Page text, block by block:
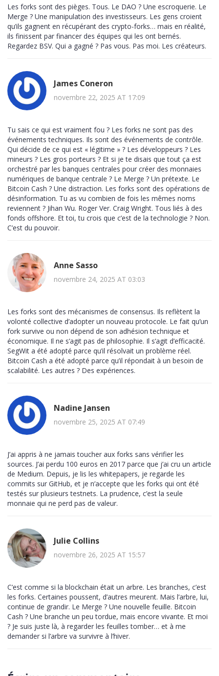
Les forks sont des pièges. Tous. Le DAO ? Une escroquerie. Le
Merge ? Une manipulation des investisseurs. Les gens croient
qu’ils gagnent en récupérant des crypto-forks… mais en réalité,
ils finissent par financer des équipes qui les ont bernés.
Regardez BSV. Qui a gagné ? Pas vous. Pas moi. Les créateurs.
James Coneron
novembre 22, 2025 AT 17:09
Tu sais ce qui est vraiment fou ? Les forks ne sont pas des
événements techniques. Ils sont des événements de contrôle.
Qui décide de ce qui est « légitime » ? Les développeurs ? Les
mineurs ? Les gros porteurs ? Et si je te disais que tout ça est
orchestré par les banques centrales pour créer des monnaies
numériques de banque centrale ? Le Merge ? Un prétexte. Le
Bitcoin Cash ? Une distraction. Les forks sont des opérations de
désinformation. Tu as vu combien de fois les mêmes noms
reviennent ? Jihan Wu. Roger Ver. Craig Wright. Tous liés à des
fonds offshore. Et toi, tu crois que c’est de la technologie ? Non.
C’est du pouvoir.
Anne Sasso
novembre 24, 2025 AT 03:03
Les forks sont des mécanismes de consensus. Ils reflètent la
volonté collective d’adopter un nouveau protocole. Le fait qu’un
fork survive ou non dépend de son adhésion technique et
économique. Il ne s’agit pas de philosophie. Il s’agit d’efficacité.
SegWit a été adopté parce qu’il résolvait un problème réel.
Bitcoin Cash a été adopté parce qu’il répondait à un besoin de
scalabilité. Les autres ? Des expériences.
Nadine Jansen
novembre 25, 2025 AT 07:49
J’ai appris à ne jamais toucher aux forks sans vérifier les
sources. J’ai perdu 100 euros en 2017 parce que j’ai cru un article
de Medium. Depuis, je lis les whitepapers, je regarde les
commits sur GitHub, et je n’accepte que les forks qui ont été
testés sur plusieurs testnets. La prudence, c’est la seule
monnaie qui ne perd pas de valeur.
Julie Collins
novembre 26, 2025 AT 15:57
C’est comme si la blockchain était un arbre. Les branches, c’est
les forks. Certaines poussent, d’autres meurent. Mais l’arbre, lui,
continue de grandir. Le Merge ? Une nouvelle feuille. Bitcoin
Cash ? Une branche un peu tordue, mais encore vivante. Et moi
? Je suis juste là, à regarder les feuilles tomber… et à me
demander si l’arbre va survivre à l’hiver.